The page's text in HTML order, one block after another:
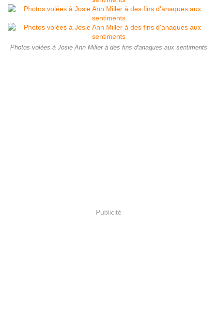
Photos volées à Josie Ann Miller à des fins d'anaques aux sentiments
Publicité